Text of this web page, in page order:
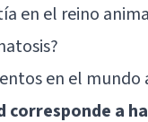
en el reino
en el
corresponde a